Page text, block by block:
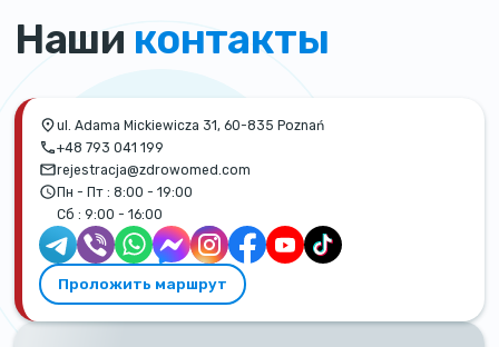
Наши контакты
ul. Adama Mickiewicza 31, 60-835 Poznań
+48 793 041 199
rejestracja@zdrowomed.com
Пн - Пт : 8:00 - 19:00
Сб : 9:00 - 16:00
Проложить маршрут